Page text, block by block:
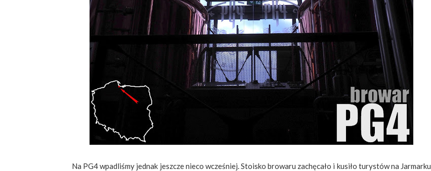
Na PG4 wpadliśmy jednak jeszcze nieco wcześniej. Stoisko browaru zachęcało i kusiło turystów na Jarmarku